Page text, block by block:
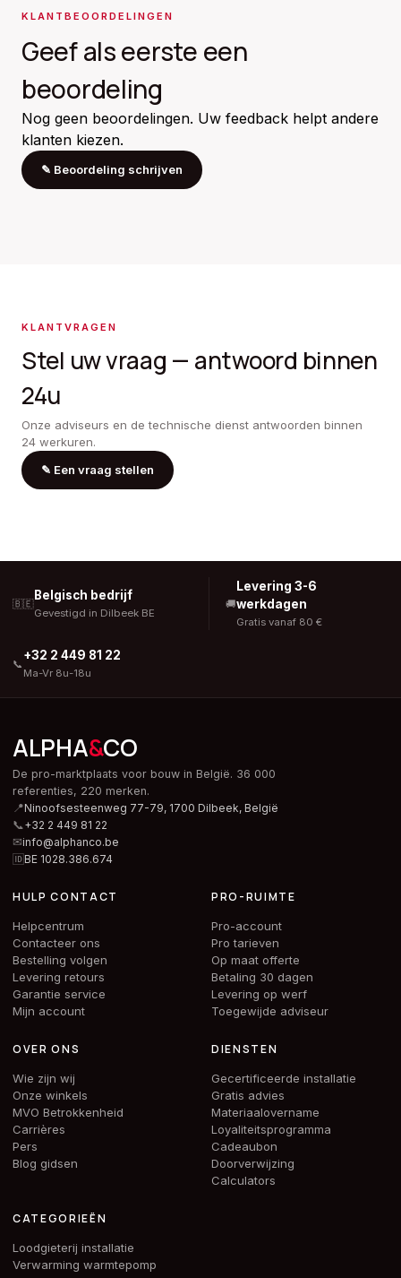
KLANTBEOORDELINGEN
Geef als eerste een
beoordeling
Nog geen beoordelingen. Uw feedback helpt andere
klanten kiezen.
✎ Beoordeling schrijven
KLANTVRAGEN
Stel uw vraag — antwoord binnen
24u
Onze adviseurs en de technische dienst antwoorden binnen
24 werkuren.
✎ Een vraag stellen
🇧🇪
Belgisch bedrijf
Gevestigd in Dilbeek BE
🚚
Levering 3-6
werkdagen
Gratis vanaf 80 €
📞
+32 2 449 81 22
Ma-Vr 8u-18u
ALPHA&CO
De pro-marktplaats voor bouw in België. 36 000
referenties, 220 merken.
📍Ninoofsesteenweg 77-79, 1700 Dilbeek, België
📞+32 2 449 81 22
✉info@alphanco.be
🆔BE 1028.386.674
HULP CONTACT
Helpcentrum
Contacteer ons
Bestelling volgen
Levering retours
Garantie service
Mijn account
PRO-RUIMTE
Pro-account
Pro tarieven
Op maat offerte
Betaling 30 dagen
Levering op werf
Toegewijde adviseur
OVER ONS
Wie zijn wij
Onze winkels
MVO Betrokkenheid
Carrières
Pers
Blog gidsen
DIENSTEN
Gecertificeerde installatie
Gratis advies
Materiaalovername
Loyaliteitsprogramma
Cadeaubon
Doorverwijzing
Calculators
CATEGORIEËN
Loodgieterij installatie
Verwarming warmtepomp